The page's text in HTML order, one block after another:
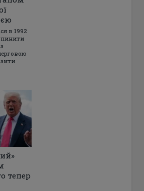
в 1992
тепер